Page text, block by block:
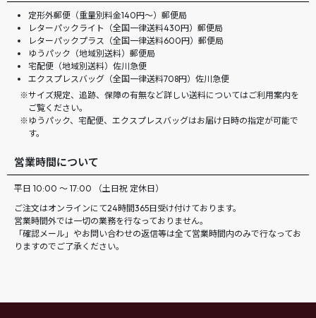
定形外郵便（重量別料金140円〜）郵便局
レターパックライト（全国一律送料430円）郵便局
レターパックプラス（全国一律送料600円）郵便局
ゆうパック（地域別送料）郵便局
宅配便（地域別送料）佐川急便
エクスプレスバッグ（全国一律送料708円）佐川急便
サイズ規定、追跡、保障の有無など詳しい送料についてはご利用案内を
ご覧ください。
ゆうパック、宅配便、エクスプレスバッグはお届け日時の指定が可能で
す。
営業時間について
平日 10:00 ～ 17:00 （土日祝 定休日）
ご注文はオンラインにて24時間365日受け付けております。
営業時間外では一切の業務を行なっておりません。
「確認メール」やお問い合わせの返信等は全て営業時間内のみで行なってお
りますのでご了承ください。